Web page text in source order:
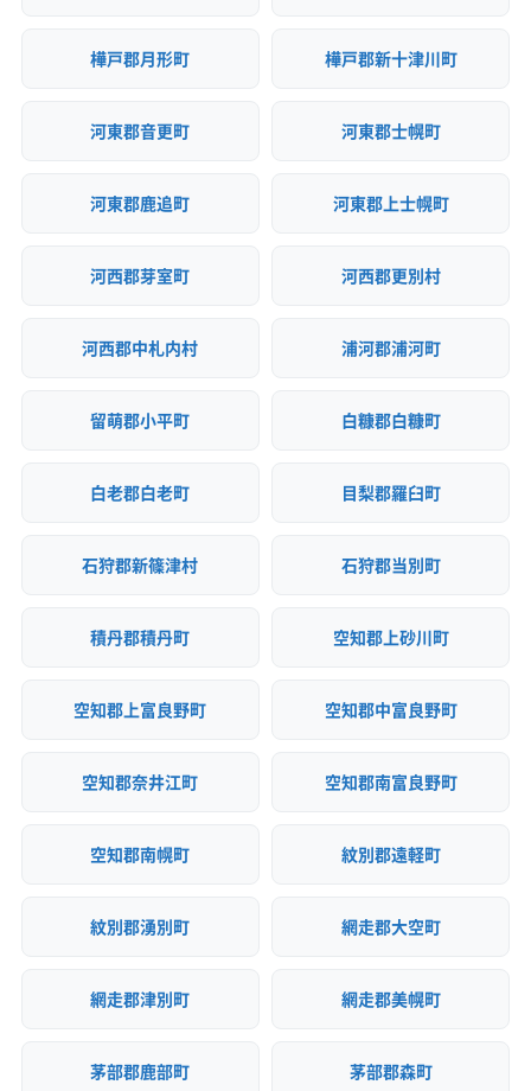
樺戸郡月形町 樺戸郡新十津川町
河東郡音更町 河東郡士幌町
河東郡鹿追町 河東郡上士幌町
河西郡芽室町 河西郡更別村
河西郡中札内村 浦河郡浦河町
留萌郡小平町 白糠郡白糠町
白老郡白老町 目梨郡羅臼町
石狩郡新篠津村 石狩郡当別町
積丹郡積丹町 空知郡上砂川町
空知郡上富良野町 空知郡中富良野町
空知郡奈井江町 空知郡南富良野町
空知郡南幌町 紋別郡遠軽町
紋別郡湧別町 網走郡大空町
網走郡津別町 網走郡美幌町
茅部郡鹿部町 茅部郡森町